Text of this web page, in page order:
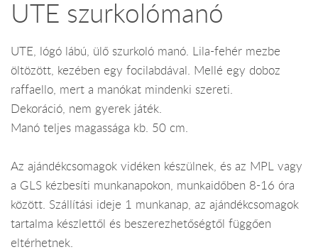
UTE szurkolómanó
UTE, lógó lábú, ülő szurkoló manó. Lila-fehér mezbe
öltözött, kezében egy focilabdával. Mellé egy doboz
raffaello, mert a manókat mindenki szereti.
Dekoráció, nem gyerek játék.
Manó teljes magassága kb. 50 cm.
Az ajándékcsomagok vidéken készülnek, és az MPL vagy
a GLS kézbesíti munkanapokon, munkaidőben 8-16 óra
között. Szállítási ideje 1 munkanap, az ajándékcsomagok
tartalma készlettől és beszerezhetőségtől függően
eltérhetnek.